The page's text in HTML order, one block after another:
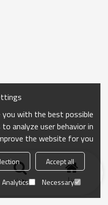
منزل بحث
with the best possible
analyze user behavior in
the website for you.
Accept all
Necessary
Analytics